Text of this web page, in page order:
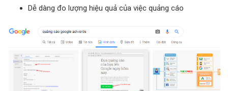
Dễ dàng đo lượng hiệu quả của việc quảng cáo